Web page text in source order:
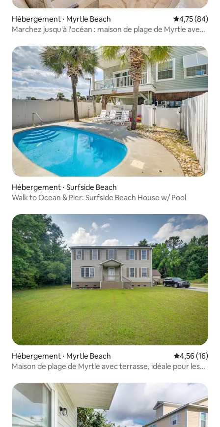
Hébergement ⋅ Myrtle Beach Évaluation
4,75 (84)
Marchez jusqu'à l'océan : maison de plage de Myrtle avec
Hébergement ⋅ Surfside Beach
Walk to Ocean & Pier: Surfside Beach House w/ Pool
Hébergement ⋅ Myrtle Beach Évaluation
4,56 (16)
Maison de plage de Myrtle avec terrasse, idéale pour les